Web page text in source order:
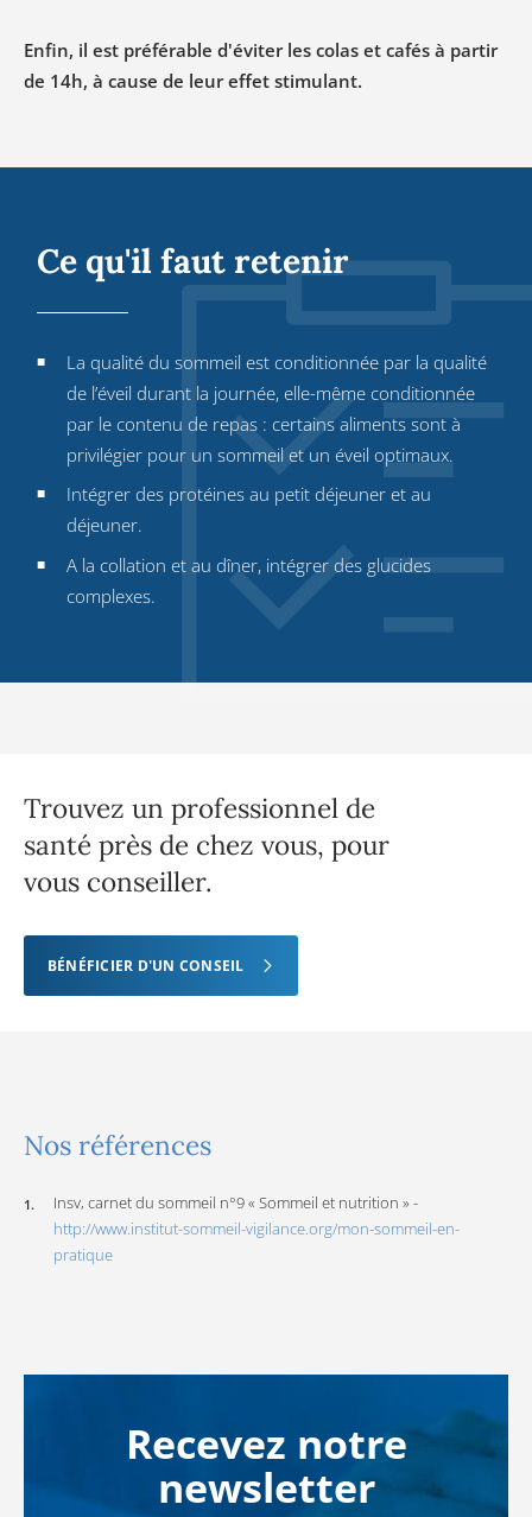
Enfin, il est préférable d'éviter les colas et cafés à partir
de 14h, à cause de leur effet stimulant.
Ce qu'il faut retenir
La qualité du sommeil est conditionnée par la qualité
de l’éveil durant la journée, elle-même conditionnée
par le contenu de repas : certains aliments sont à
privilégier pour un sommeil et un éveil optimaux.
Intégrer des protéines au petit déjeuner et au
déjeuner.
A la collation et au dîner, intégrer des glucides
complexes.
Trouvez un professionnel de
santé près de chez vous, pour
vous conseiller.
BÉNÉFICIER D'UN CONSEIL
Nos références
Insv, carnet du sommeil n°9 « Sommeil et nutrition » -
http://www.institut-sommeil-vigilance.org/mon-sommeil-en-
pratique
Recevez notre
newsletter